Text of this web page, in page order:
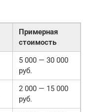
Примерная
стоимость
5 000 — 30 000
руб.
2 000 — 15 000
руб.